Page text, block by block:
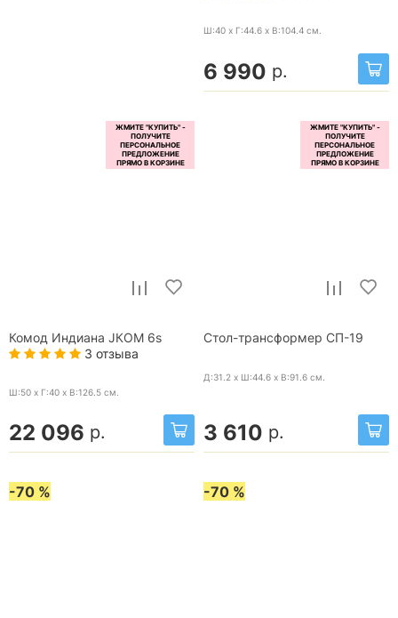
Ш:40 x Г:44.6 x В:104.4 см.
6 990 р.
Комод Индиана JКОМ 6s
3 отзыва
Ш:50 x Г:40 x В:126.5 см.
22 096 р.
Стол-трансформер СП-19
Д:31.2 x Ш:44.6 x В:91.6 см.
3 610 р.
-70 % -70 %